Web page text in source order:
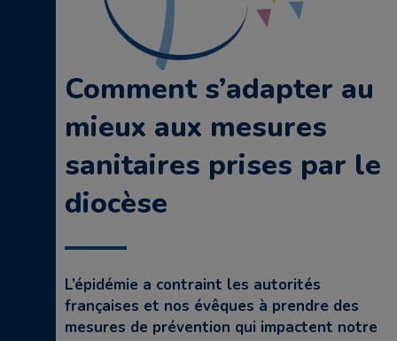
Comment s’adapter au
mieux aux mesures
sanitaires prises par le
diocèse
L’épidémie a contraint les autorités
françaises et nos évêques à prendre des
mesures de prévention qui impactent notre